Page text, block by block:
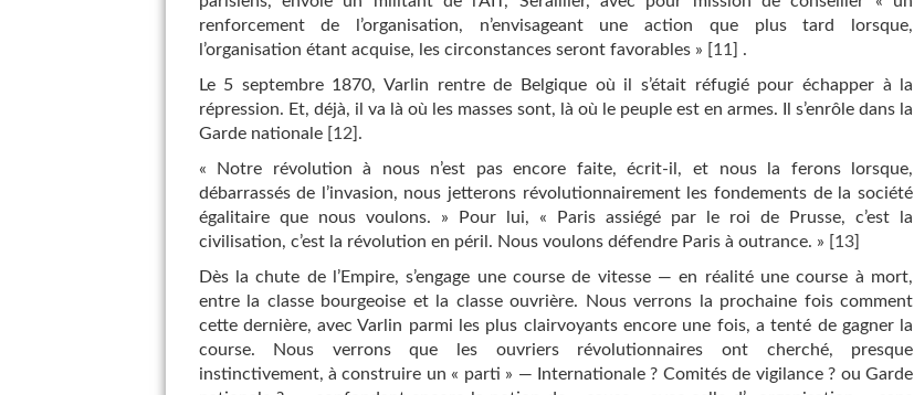
renforcement de l’organisation, n’envisageant une action que plus tard lorsque,
l’organisation étant acquise, les circonstances seront favorables » [11 ] .
Le 5 septembre 1870, Varlin rentre de Belgique où il s’était réfugié pour échapper à la
répression. Et, déjà, il va là où les masses sont, là où le peuple est en armes. Il s’enrôle dans la
Garde nationale[12] .
« Notre révolution à nous n’est pas encore faite, écrit-il, et nous la ferons lorsque,
débarrassés de l’invasion, nous jetterons révolutionnairement les fondements de la société
égalitaire que nous voulons. » Pour lui, « Paris assiégé par le roi de Prusse, c’est la
civilisation, c’est la révolution en péril. Nous voulons défendre Paris à outrance. » [13]
Dès la chute de l’Empire, s’engage une course de vitesse — en réalité une course à mort,
entre la classe bourgeoise et la classe ouvrière. Nous verrons la prochaine fois comment
cette dernière, avec Varlin parmi les plus clairvoyants encore une fois, a tenté de gagner la
course. Nous verrons que les ouvriers révolutionnaires ont cherché, presque
instinctivement, à construire un « parti » — Internationale ? Comités de vigilance ? ou Garde